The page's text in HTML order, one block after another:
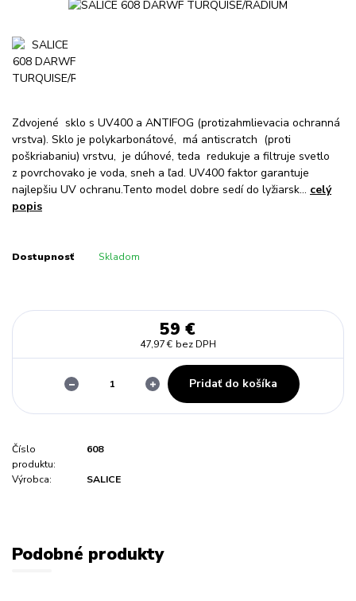
Zdvojené sklo s UV400 a ANTIFOG (protizahmlievacia ochranná
vrstva). Sklo je polykarbonátové, má antiscratch (proti
poškriabaniu) vrstvu, je dúhové, teda redukuje a filtruje svetlo
z povrchovako je voda, sneh a ľad. UV400 faktor garantuje
najlepšiu UV ochranu.Tento model dobre sedí do lyžiarsk... celý
popis
Dostupnosť Skladom
59 €
47,97 € bez DPH
Pridať do košíka
Číslo
produktu:
608
Výrobca: SALICE
Podobné produkty